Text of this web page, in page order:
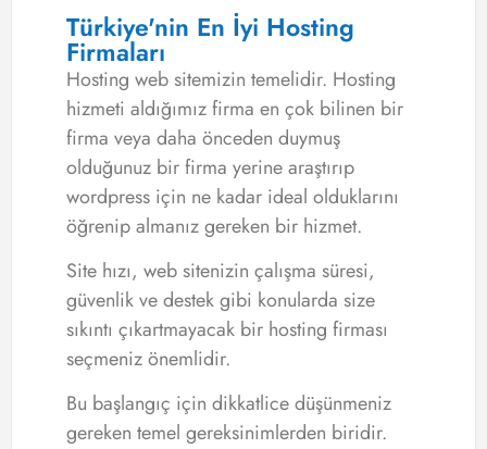
Türkiye'nin En İyi Hosting
Firmaları
Hosting web sitemizin temelidir. Hosting
hizmeti aldığımız firma en çok bilinen bir
firma veya daha önceden duymuş
olduğunuz bir firma yerine araştırıp
wordpress için ne kadar ideal olduklarını
öğrenip almanız gereken bir hizmet.
Site hızı, web sitenizin çalışma süresi,
güvenlik ve destek gibi konularda size
sıkıntı çıkartmayacak bir hosting firması
seçmeniz önemlidir.
Bu başlangıç için dikkatlice düşünmeniz
gereken temel gereksinimlerden biridir.